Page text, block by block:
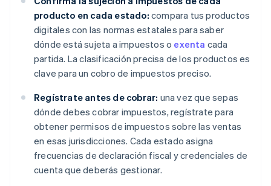
producto en cada estado: compara tus productos
digitales con las normas estatales para saber
dónde está sujeta a impuestos o exenta cada
partida. La clasificación precisa de los productos es
clave para un cobro de impuestos preciso.
Regístrate antes de cobrar: una vez que sepas
dónde debes cobrar impuestos, regístrate para
obtener permisos de impuestos sobre las ventas
en esas jurisdicciones. Cada estado asigna
frecuencias de declaración fiscal y credenciales de
cuenta que deberás gestionar.